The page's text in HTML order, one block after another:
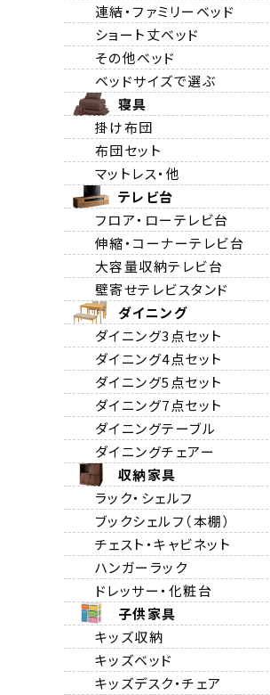
連結・ファミリーベッド
ショート丈ベッド
その他ベッド
ベッドサイズで選ぶ
寝具
掛け布団
布団セット
マットレス・他
テレビ台
フロア・ローテレビ台
伸縮・コーナーテレビ台
大容量収納テレビ台
壁寄せテレビスタンド
ダイニング
ダイニング3点セット
ダイニング4点セット
ダイニング5点セット
ダイニング7点セット
ダイニングテーブル
ダイニングチェアー
収納家具
ラック・シェルフ
ブックシェルフ（本棚）
チェスト・キャビネット
ハンガーラック
ドレッサー・化粧台
子供家具
キッズ収納
キッズベッド
キッズデスク・チェア